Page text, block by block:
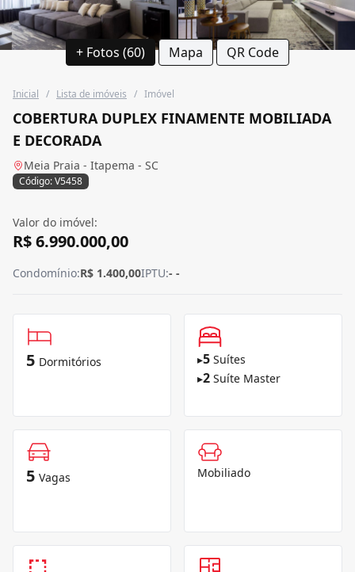
+ Fotos (60) Mapa QR Code
Inicial / Lista de imóveis / Imóvel
COBERTURA DUPLEX FINAMENTE MOBILIADA
E DECORADA
Meia Praia - Itapema - SC
Código: V5458
Valor do imóvel:
R$ 6.990.000,00
Condomínio:R$ 1.400,00IPTU:- -
5 Dormitórios ▸5 Suítes
▸2 Suíte Master
5 Vagas Mobiliado